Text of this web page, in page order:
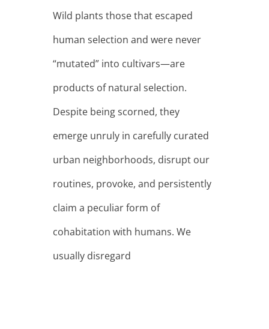
Wild plants those that escaped
human selection and were never
“mutated” into cultivars—are
products of natural selection.
Despite being scorned, they
emerge unruly in carefully curated
urban neighborhoods, disrupt our
routines, provoke, and persistently
claim a peculiar form of
cohabitation with humans. We
usually disregard